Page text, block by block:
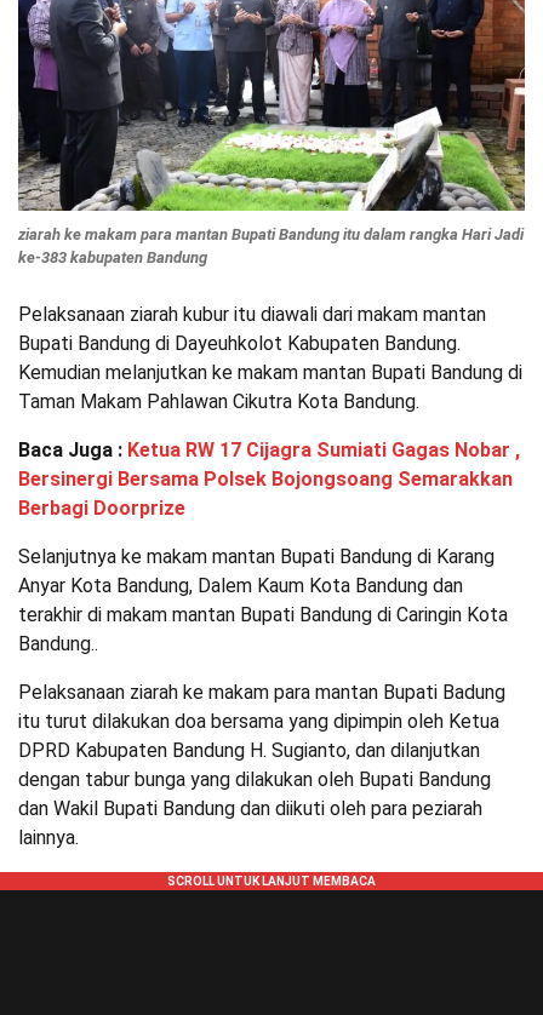
ziarah ke makam para mantan Bupati Bandung itu dalam rangka Hari Jadi
ke-383 kabupaten Bandung
Pelaksanaan ziarah kubur itu diawali dari makam mantan
Bupati Bandung di Dayeuhkolot Kabupaten Bandung.
Kemudian melanjutkan ke makam mantan Bupati Bandung di
Taman Makam Pahlawan Cikutra Kota Bandung.
Baca Juga : Ketua RW 17 Cijagra Sumiati Gagas Nobar ,
Bersinergi Bersama Polsek Bojongsoang Semarakkan
Berbagi Doorprize
Selanjutnya ke makam mantan Bupati Bandung di Karang
Anyar Kota Bandung, Dalem Kaum Kota Bandung dan
terakhir di makam mantan Bupati Bandung di Caringin Kota
Bandung..
Pelaksanaan ziarah ke makam para mantan Bupati Badung
itu turut dilakukan doa bersama yang dipimpin oleh Ketua
DPRD Kabupaten Bandung H. Sugianto, dan dilanjutkan
dengan tabur bunga yang dilakukan oleh Bupati Bandung
dan Wakil Bupati Bandung dan diikuti oleh para peziarah
lainnya.